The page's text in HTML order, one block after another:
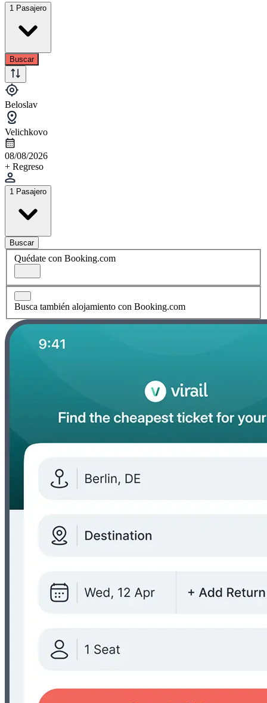
1 Pasajero
Buscar
Beloslav
Velichkovo
08/08/2026
+ Regreso
1 Pasajero
Buscar
Quédate con Booking.com
Busca también alojamiento con Booking.com